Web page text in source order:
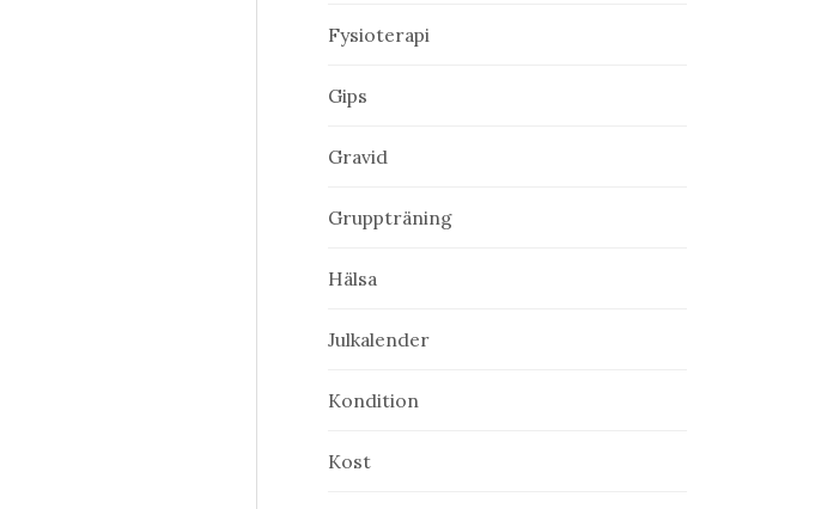
Fysioterapi
Gips
Gravid
Gruppträning
Hälsa
Julkalender
Kondition
Kost